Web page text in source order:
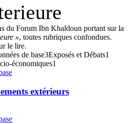
du Forum Ibn Khaldoun portant sur la
», toutes rubriques confondues.
le lire.
de base3Exposés et Débats1
économiques1
extérieurs